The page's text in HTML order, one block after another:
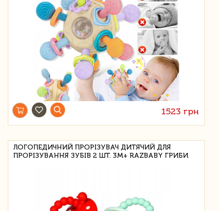
1523 грн
ЛОГОПЕДИЧНИЙ ПРОРІЗУВАЧ ДИТЯЧИЙ ДЛЯ
ПРОРІЗУВАННЯ ЗУБІВ 2 ШТ. 3М+ RAZBABY ГРИБИ